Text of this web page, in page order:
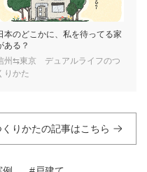
本のどこかに、私を待ってる家
ある？
州⇆東京 デュアルライフのつ
りかた
りかたの記事はこちら